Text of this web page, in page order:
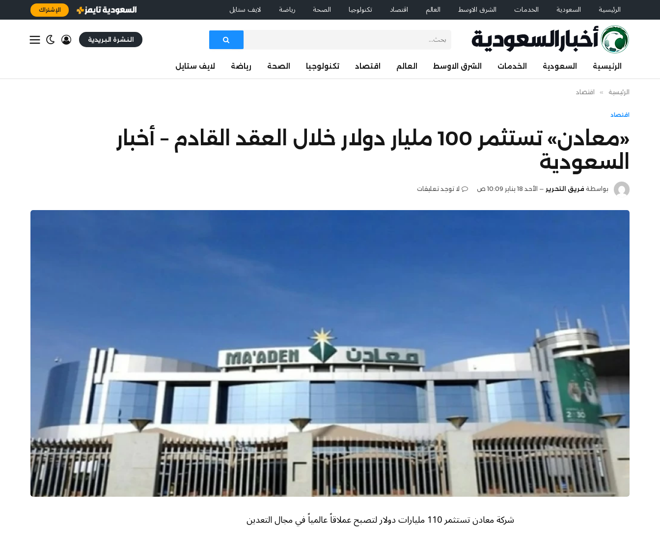
الرئيسية السعودية الخدمات الشرق الاوسط العالم اقتصاد تكنولوجيا الصحة رياضة لايف ستايل الإشتراك
النشرة البريدية
الرئيسية السعودية الخدمات الشرق الاوسط العالم اقتصاد تكنولوجيا الصحة رياضة لايف ستايل
الرئيسية » اقتصاد
اقتصاد
«معادن» تستثمر 100 مليار دولار خلال العقد القادم – أخبار
السعودية
بواسطة فريق التحرير الأحد 18 يناير 10:09 ص لا توجد تعليقات
شركة معادن تستثمر 110 مليارات دولار لتصبح عملاقاً عالمياً في مجال التعدين